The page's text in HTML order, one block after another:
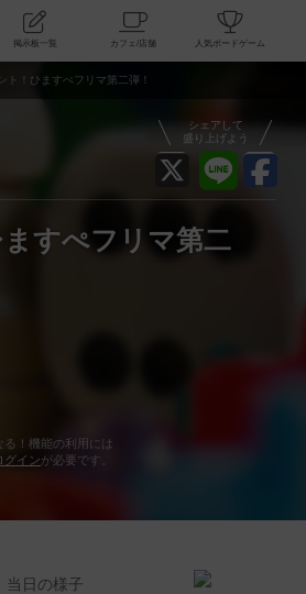
ュニティ 掲示板一覧 カフェ/店舗
ト！ひますぺフリマ第二弾！
シェアして
盛り上げよう
すぺフリマ第二
る！機能の利用には
グインが必要です。
当日の様子